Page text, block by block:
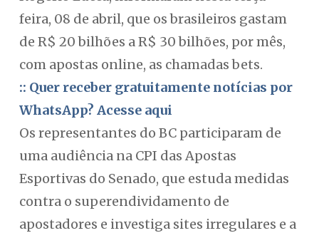
feira, 08 de abril, que os brasileiros gastam
de R$ 20 bilhões a R$ 30 bilhões, por mês,
com apostas online, as chamadas bets.
:: Quer receber gratuitamente notícias por
WhatsApp? Acesse aqui
Os representantes do BC participaram de
uma audiência na CPI das Apostas
Esportivas do Senado, que estuda medidas
contra o superendividamento de
apostadores e investiga sites irregulares e a